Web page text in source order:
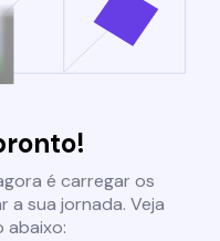
é carregar os
a sua jornada. Veja
abaixo: